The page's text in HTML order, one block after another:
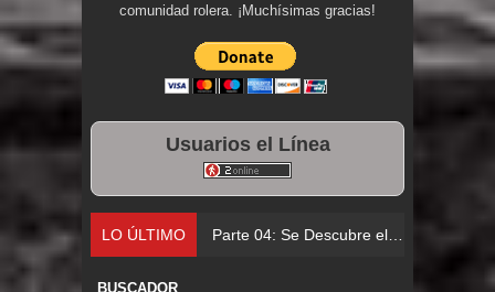
comunidad rolera. ¡Muchísimas gracias!
Usuarios el Línea
LO ÚLTIMO Parte 04: Se Descubre el Pastel
BUSCADOR